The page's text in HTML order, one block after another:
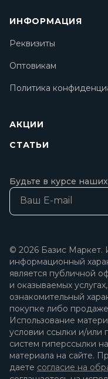
ИНФОРМАЦИЯ
Реквизиты
Оптовикам
Политика
АКЦИИ
СТАТЬИ
Будьте в курсе
© 2026 Базис Маркет.
информационный
является публичной
и оказываемых
ознакомительный
покупке либо
Использование
условии ссылки и/или
систем гиперссылки
материала на сайте.
даете согласие на